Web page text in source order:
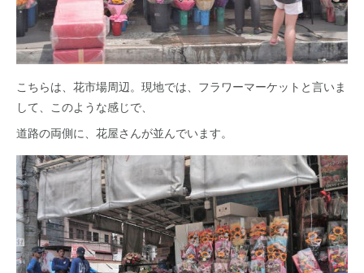
こちらは、花市場周辺。現地では、フラワーマーケットと言いま
して、このような感じで、
道路の両側に、花屋さんが並んでいます。